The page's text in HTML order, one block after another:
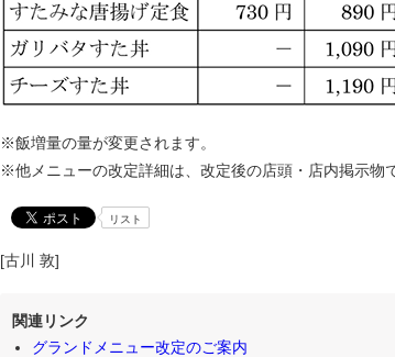
※飯増量の量が変更されます。
※他メニューの改定詳細は、改定後の店頭・店内掲示物
リスト
[古川 敦]
関連リンク
グランドメニュー改定のご案内